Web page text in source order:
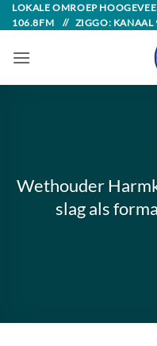
Skip
to
content
LOKALE OMROEP
106.8FM // ZIGGO: KANAAL
Wethouder
slag als